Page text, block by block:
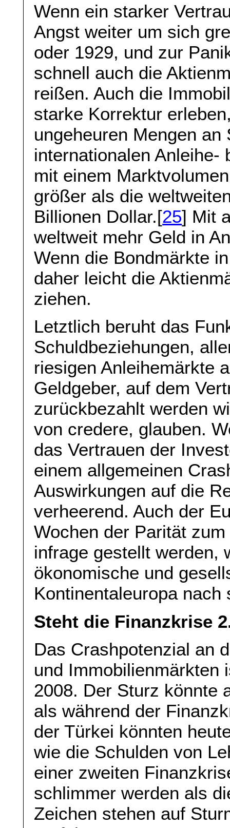
Wenn ein starker
Angst weiter um sich
oder 1929, und zur
schnell auch die
reißen. Auch die
starke Korrektur
ungeheuren Mengen
internationalen Anleihe-
mit einem
größer als die
Billionen Dollar.[25] Mit
weltweit mehr Geld in
Wenn die Bondmärkte
daher leicht die
ziehen.
Letztlich beruht das
Schuldbeziehungen,
riesigen Anleihemärkte
Geldgeber, auf dem
zurückbezahlt werden
von credere, glauben.
das Vertrauen der
einem allgemeinen
Auswirkungen auf die
verheerend. Auch der
Wochen der Parität
infrage gestellt werden,
ökonomische und
Kontinentaleuropa nach
Steht die Finanzkrise
Das Crashpotenzial an
und Immobilienmärkten
2008. Der Sturz könnte
als während der
der Türkei könnten
wie die Schulden von
einer zweiten
schlimmer werden als
Zeichen stehen auf